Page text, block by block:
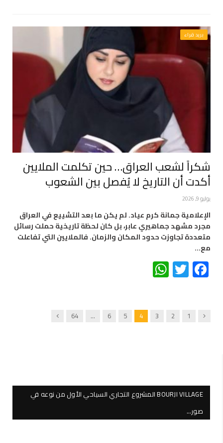
بريد قراء
شكراً لشعب العراق… حين تكلمت الملايين
أكدت أن التاريخ لا يُفصل بين الشعوب
يوليو 9, 2026
الإعلامية جمانة كرم عياد. لم يكن ما بعد التشييع في العراق
مجرد مشهد جماهيري عابر، بل كان لحظة تاريخية حملت رسائل
متعددة تجاوزت حدود المكان والزمان. فالملايين التي تفاعلت
مع…
Facebook
Twitter
Previous
1
2
3
4
5
6
…
64
Next
BOURJI VILLAGE المشروع التجاري السياحي الأول من نوعه في
صور…